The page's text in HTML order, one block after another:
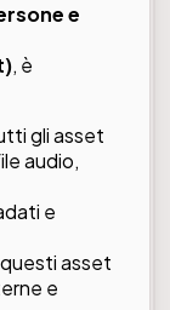
e
, è
gli asset
audio,
e
asset
e